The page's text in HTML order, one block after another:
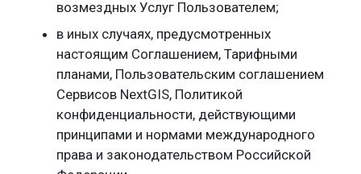
возмездных Услуг Пользователем;
в иных случаях, предусмотренных
настоящим Соглашением, Тарифными
планами, Пользовательским соглашением
Сервисов NextGIS, Политикой
конфиденциальности, действующими
принципами и нормами международного
права и законодательством Российской